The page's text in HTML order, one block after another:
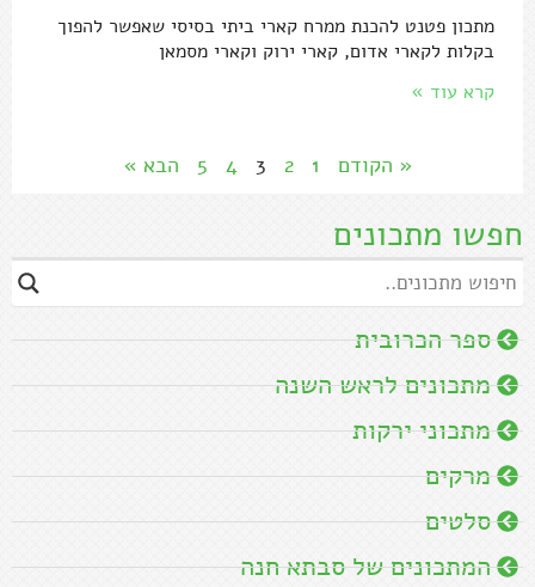
חפשו מתכונים
ספר הכרובית
מתכונים לראש השנה
מתכוני ירקות
מרקים
סלטים
המתכונים של סבתא חנה
מתכון פטנט להכנת ממרח קארי ביתי בסיסי שאפשר להפוך
בקלות לקארי אדום, קארי ירוק וקארי מסמאן
קרא עוד »
« הקודם 1
2
3
4
5 הבא »